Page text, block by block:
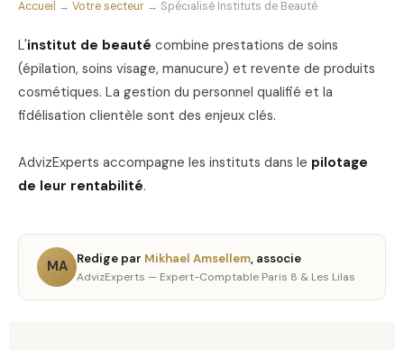
Accueil → Votre secteur → Spécialisé Instituts de Beauté
L'institut de beauté combine prestations de soins
(épilation, soins visage, manucure) et revente de produits
cosmétiques. La gestion du personnel qualifié et la
fidélisation clientèle sont des enjeux clés.
AdvizExperts accompagne les instituts dans le pilotage
de leur rentabilité.
MA Redige par Mikhael Amsellem, associe
AdvizExperts — Expert-Comptable Paris 8 & Les Lilas